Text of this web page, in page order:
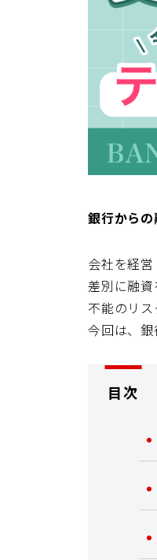
銀行から
会社を経
差別に融
不能のリ
今回は、
目次